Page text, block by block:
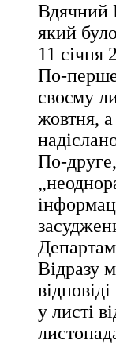
Вдячний
який
11 січня
По-
своєму
жовтня,
По-
Відразу
у листі